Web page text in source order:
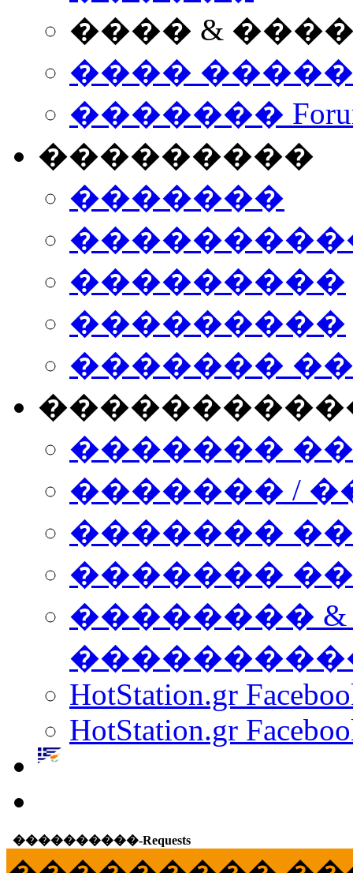
���� &
����
�������
���������
�������
���������
���������
�������
�������
������� /
�������
������� ���
��������
HotStation.gr
HotStation.gr
����������-Requests